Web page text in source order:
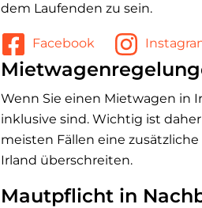
dem Laufenden zu sein.
Facebook
Wenn Sie einen Mietwagen in
inklusive sind. Wichtig ist
meisten Fällen eine
Irland überschreiten.
Mautpflicht in